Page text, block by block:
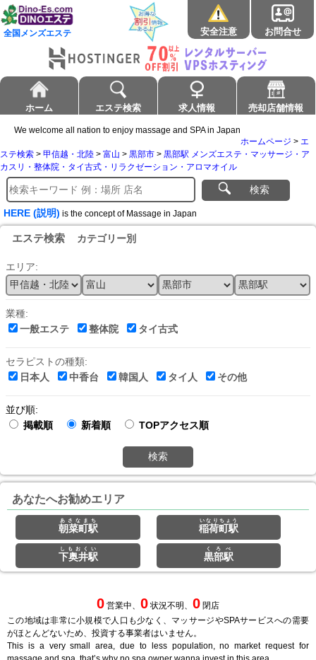
全国メンズエステ 安全注意 お問合せ
ホーム エステ検索 求人情報 売却店舗情報
We welcome all nation to enjoy massage and SPA in Japan
ホームページ > エ
ステ検索 > 甲信越・北陸 > 富山 > 黒部市 > 黒部駅 メンズエステ・マッサージ・ア
カスリ・整体院・タイ古式・リラクゼーション・アロマオイル
検索
HERE (説明) is the concept of Massage in Japan
エステ検索 カテゴリー別
エリア:
業種:
一般エステ
整体院 タイ古式
セラピストの種類:
日本人
中香台 韓国人 タイ人 その他
並び順:
掲載順
新着順 TOPアクセス順
検索
あなたへお勧めエリア
朝菜町駅
あさなまち
稲荷町駅
いなりちょう
下奥井駅
しもおくい
黒部駅
くろべ
0 営業中、 0 状況不明、 0 閉店
この地域は非常に小規模で人口も少なく、マッサージやSPAサービスへの需要
がほとんどないため、投資する事業者はいません。
This is a very small area, due to less population, no market request for